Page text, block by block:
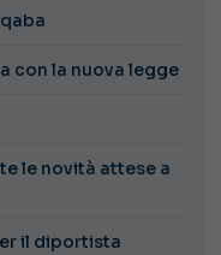
con la nuova legge
le novità attese a
il diportista